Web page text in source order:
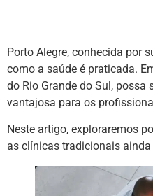
Porto Alegre, conhecida por
como a saúde é praticada.
do Rio Grande do Sul,
vantajosa para os
Neste artigo, exploraremos
as clínicas tradicionais